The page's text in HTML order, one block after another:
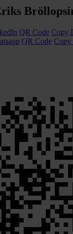
QR Code Copy
QR Code